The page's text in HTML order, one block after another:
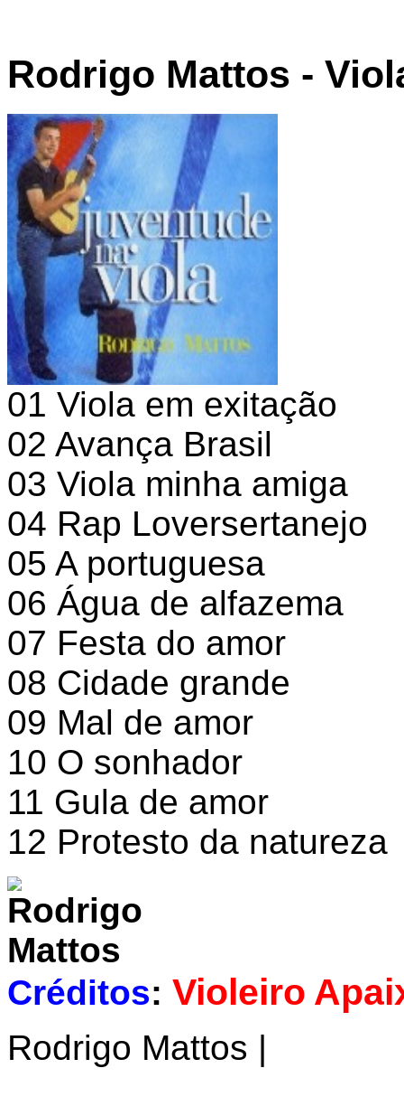
Rodrigo Mattos -
01 Viola em exitação
02 Avança Brasil
03 Viola minha amiga
04 Rap Loversertanejo
05 A portuguesa
06 Água de alfazema
07 Festa do amor
08 Cidade grande
09 Mal de amor
10 O sonhador
11 Gula de amor
12 Protesto da natureza
Créditos: Violeiro
Rodrigo Mattos |